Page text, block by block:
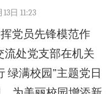
日 11:23
党员先锋模范作
流处党支部在机关
绿满校园”主题党日